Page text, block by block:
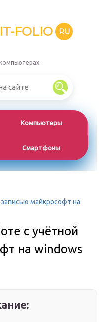
IT-FOLIO RU
Компьютеры
Смартфоны
майкрософт на
с учётной
на windows